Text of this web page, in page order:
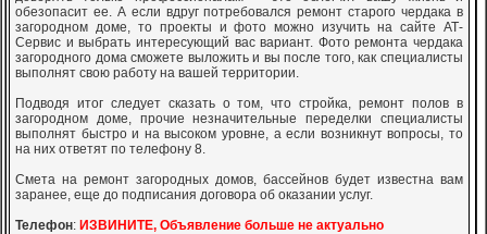
обезопасит ее. А если вдруг потребовался ремонт старого чердака в
загородном доме, то проекты и фото можно изучить на сайте АТ-
Сервис и выбрать интересующий вас вариант. Фото ремонта чердака
загородного дома сможете выложить и вы после того, как специалисты
выполнят свою работу на вашей территории.
Подводя итог следует сказать о том, что стройка, ремонт полов в
загородном доме, прочие незначительные переделки специалисты
выполнят быстро и на высоком уровне, а если возникнут вопросы, то
на них ответят по телефону 8.
Смета на ремонт загородных домов, бассейнов будет известна вам
заранее, еще до подписания договора об оказании услуг.
Телефон: ИЗВИНИТЕ, Объявление больше не актуально